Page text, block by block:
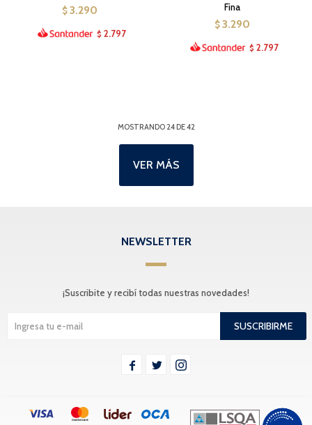
$ 3.290
$ 2.797
Fina
$ 3.290
$ 2.797
MOSTRANDO24DE42
VER MÁS
NEWSLETTER
¡Suscribite y recibí todas nuestras novedades!
SUSCRIBIRME
  